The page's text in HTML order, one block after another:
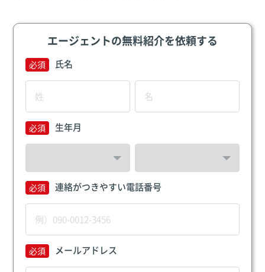
エージェントの無料紹介を依頼する
氏名
生年月
連絡がつきやすい電話番号
メールアドレス